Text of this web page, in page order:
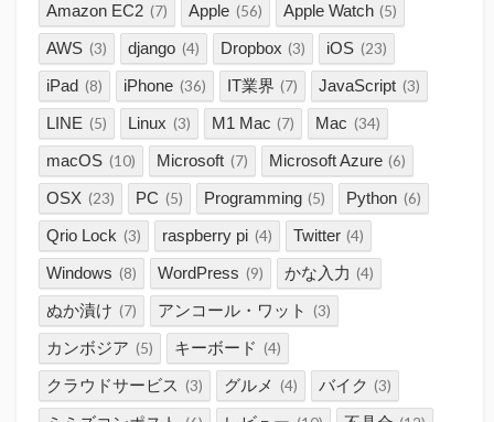
Amazon EC2 (7) Apple (56) Apple Watch (5)
AWS (3) django (4) Dropbox (3) iOS (23)
iPad (8) iPhone (36) IT業界 (7) JavaScript (3)
LINE (5) Linux (3) M1 Mac (7) Mac (34)
macOS (10) Microsoft (7) Microsoft Azure (6)
OSX (23) PC (5) Programming (5) Python (6)
Qrio Lock (3) raspberry pi (4) Twitter (4)
Windows (8) WordPress (9) かな入力 (4)
ぬか漬け (7) アンコール・ワット (3)
カンボジア (5) キーボード (4)
クラウドサービス (3) グルメ (4) バイク (3)